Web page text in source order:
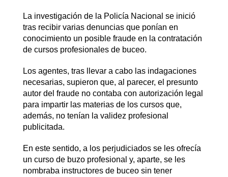
La investigación de la Policía Nacional se inició
tras recibir varias denuncias que ponían en
conocimiento un posible fraude en la contratación
de cursos profesionales de buceo.
Los agentes, tras llevar a cabo las indagaciones
necesarias, supieron que, al parecer, el presunto
autor del fraude no contaba con autorización legal
para impartir las materias de los cursos que,
además, no tenían la validez profesional
publicitada.
En este sentido, a los perjudiciados se les ofrecía
un curso de buzo profesional y, aparte, se les
nombraba instructores de buceo sin tener